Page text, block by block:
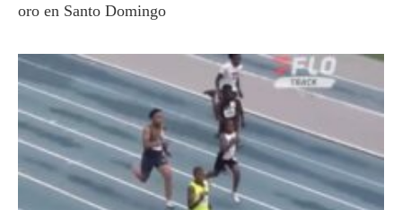
oro en Santo Domingo